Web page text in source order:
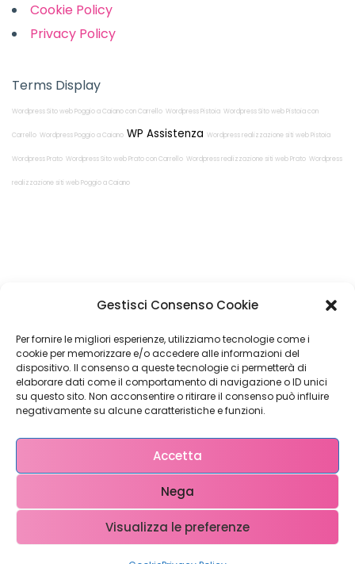
Gestisci Consenso Cookie
Per fornire le migliori esperienze, utilizziamo tecnologie come i
cookie per memorizzare e/o accedere alle informazioni del
dispositivo. Il consenso a queste tecnologie ci permetterà di
elaborare dati come il comportamento di navigazione o ID unici
su questo sito. Non acconsentire o ritirare il consenso può influire
negativamente su alcune caratteristiche e funzioni.
Accetta
Nega
Visualizza le preferenze
Cookie Policy
Privacy Policy
Terms Display
Wordpress Sito web Poggio a Caiano con Carrello Wordpress Pistoia Wordpress Sito web Pistoia con
Carrello Wordpress Poggio a Caiano WP Assistenza Wordpress realizzazione siti web Pistoia
Wordpress Prato Wordpress Sito web Prato con Carrello Wordpress realizzazione siti web Prato Wordpress
realizzazione siti web Poggio a Caiano
Restiamo in
contatto!
Come possiamo Aiutarti?
Copyright © 2023 WebX – P.iva 0708951048 – info@ webx.it